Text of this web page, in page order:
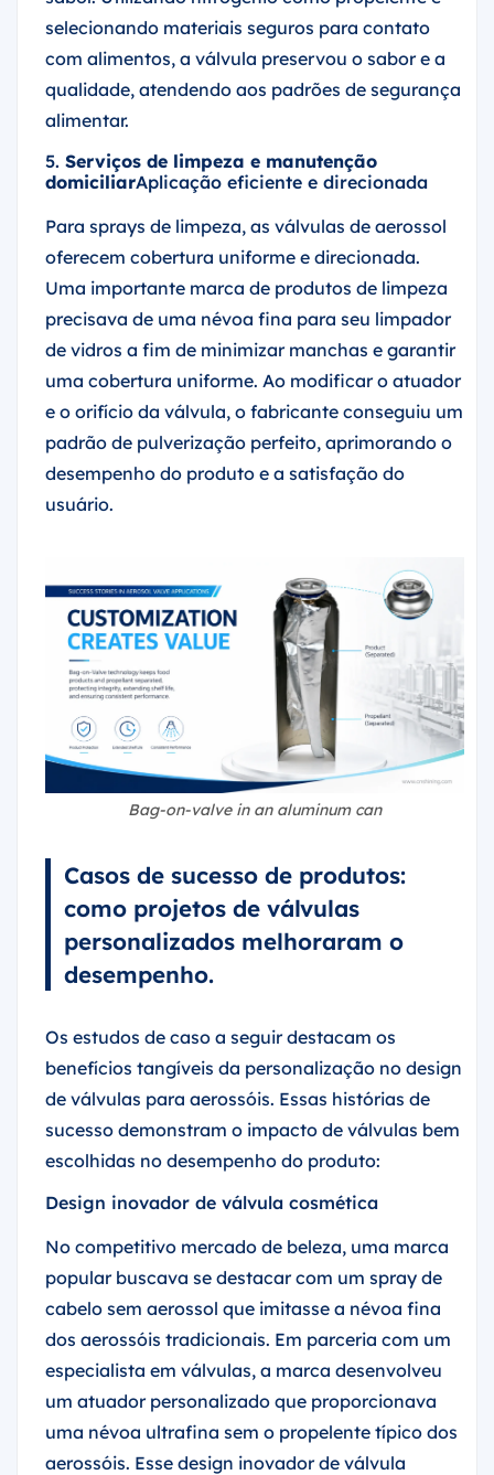
selecionando materiais seguros para contato
com alimentos, a válvula preservou o sabor e a
qualidade, atendendo aos padrões de segurança
alimentar.
5. Serviços de limpeza e manutenção
domiciliarAplicação eficiente e direcionada
Para sprays de limpeza, as válvulas de aerossol
oferecem cobertura uniforme e direcionada.
Uma importante marca de produtos de limpeza
precisava de uma névoa fina para seu limpador
de vidros a fim de minimizar manchas e garantir
uma cobertura uniforme. Ao modificar o atuador
e o orifício da válvula, o fabricante conseguiu um
padrão de pulverização perfeito, aprimorando o
desempenho do produto e a satisfação do
usuário.
Bag-on-valve in an aluminum can
Casos de sucesso de produtos:
como projetos de válvulas
personalizados melhoraram o
desempenho.
Os estudos de caso a seguir destacam os
benefícios tangíveis da personalização no design
de válvulas para aerossóis. Essas histórias de
sucesso demonstram o impacto de válvulas bem
escolhidas no desempenho do produto:
Design inovador de válvula cosmética
No competitivo mercado de beleza, uma marca
popular buscava se destacar com um spray de
cabelo sem aerossol que imitasse a névoa fina
dos aerossóis tradicionais. Em parceria com um
especialista em válvulas, a marca desenvolveu
um atuador personalizado que proporcionava
uma névoa ultrafina sem o propelente típico dos
aerossóis. Esse design inovador de válvula